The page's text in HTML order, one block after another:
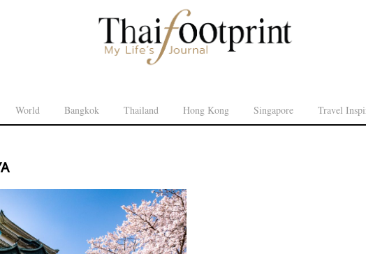
World Bangkok Thailand Hong Kong Singapore Travel